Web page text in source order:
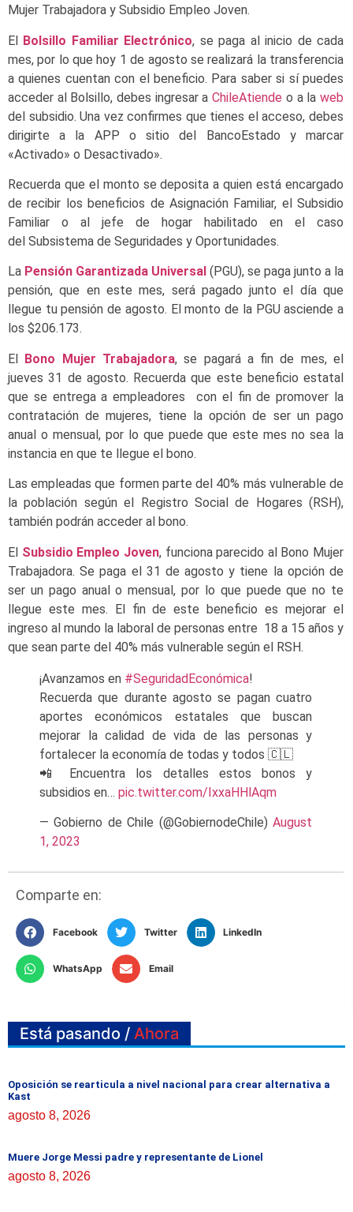
Mujer Trabajadora y Subsidio Empleo Joven.
El Bolsillo Familiar Electrónico, se paga al inicio de cada
mes, por lo que hoy 1 de agosto se realizará la transferencia
a quienes cuentan con el beneficio. Para saber si sí puedes
acceder al Bolsillo, debes ingresar aChileAtiende o a laweb
del subsidio. Una vez confirmes que tienes el acceso, debes
dirigirte a la APP o sitio del BancoEstado y marcar
«Activado» o Desactivado».
Recuerda que el monto se deposita a quien está encargado
de recibir los beneficios de Asignación Familiar, el Subsidio
Familiar o al jefe de hogar habilitado en el caso
del Subsistema de Seguridades y Oportunidades.
La Pensión Garantizada Universal (PGU), se paga junto a la
pensión, que en este mes, será pagado junto el día que
llegue tu pensión de agosto. El monto de la PGU asciende a
los $206.173.
El Bono Mujer Trabajadora, se pagará a fin de mes, el
jueves 31 de agosto. Recuerda que este beneficio estatal
que se entrega a empleadores con el fin de promover la
contratación de mujeres, tiene la opción de ser un pago
anual o mensual, por lo que puede que este mes no sea la
instancia en que te llegue el bono.
Las empleadas que formen parte del 40% más vulnerable de
la población según el Registro Social de Hogares (RSH),
también podrán acceder al bono.
El Subsidio Empleo Joven, funciona parecido al Bono Mujer
Trabajadora. Se paga el 31 de agosto y tiene la opción de
ser un pago anual o mensual, por lo que puede que no te
llegue este mes. El fin de este beneficio es mejorar el
ingreso al mundo la laboral de personas entre 18 a 15 años y
que sean parte del 40% más vulnerable según el RSH.
¡Avanzamos en #SeguridadEconómica!
Recuerda que durante agosto se pagan cuatro
aportes económicos estatales que buscan
mejorar la calidad de vida de las personas y
fortalecer la economía de todas y todos 🇨🇱
📲 Encuentra los detalles estos bonos y
subsidios en… pic.twitter.com/IxxaHHlAqm
— Gobierno de Chile (@GobiernodeChile) August
1, 2023
Comparte en:
Facebook Twitter LinkedIn
WhatsApp Email
Está pasando / Ahora
Oposición se rearticula a nivel nacional para crear alternativa a
Kast
agosto 8, 2026
Muere Jorge Messi padre y representante de Lionel
agosto 8, 2026